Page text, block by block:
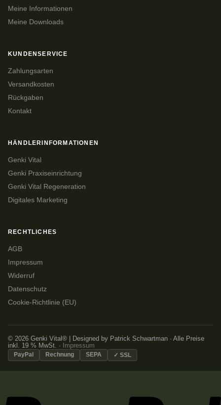
Meine Informationen
Meine Downloads
KUNDENSERVICE
Zahlungsarten
Versandkosten
Rückgaben
Kontakt
HÄNDLERINFORMATIONEN
Genki Vital
Genki Praxiseinrichtung
Genki Vital Regeneration
Digitales Marketing
RECHTLICHES
AGB
Impressum
Widerruf
Datenschutz
Cookie-Richtlinie (EU)
© 2026 Genki Vital® | Designed by Patrick Schwartman · Alle Preise
inkl. 19 % MwSt. ·
Impressum
PayPal Rechnung SEPA ✓ SSL